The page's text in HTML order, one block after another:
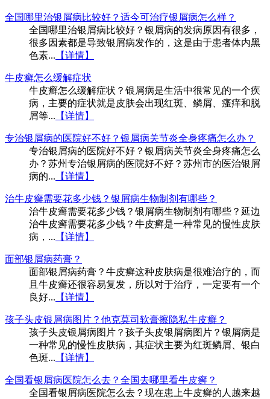
全国哪里治银屑病比较好？适今可治疗银屑病怎么样？
全国哪里治银屑病比较好？银屑病的发病原因有很多，
很多因素都是导致银屑病发作的，这是由于患者体内黑
色素... 【详情】
牛皮癣怎么缓解症状
牛皮癣怎么缓解症状？银屑病是生活中很常见的一个疾
病，主要的症状就是皮肤会出现红斑、鳞屑、瘙痒和脱
屑等... 【详情】
专治银屑病的医院好不好？银屑病关节炎全身疼痛怎么办？
专治银屑病的医院好不好？银屑病关节炎全身疼痛怎么
办？苏州专治银屑病的医院好不好？苏州市的医治银屑
病的... 【详情】
治牛皮癣需要花多少钱？银屑病生物制剂有哪些？
治牛皮癣需要花多少钱？银屑病生物制剂有哪些？延边
治牛皮癣需要花多少钱？牛皮癣是一种常见的慢性皮肤
病，... 【详情】
面部银屑病药膏？
面部银屑病药膏？牛皮癣这种皮肤病是很难治疗的，而
且牛皮癣还很容易复发，所以对于治疗，一定要有一个
良好... 【详情】
孩子头皮银屑病图片？他克莫司软膏擦隐私牛皮癣？
孩子头皮银屑病图片？孩子头皮银屑病图片？银屑病是
一种常见的慢性皮肤病，其症状主要为红斑鳞屑、银白
色斑... 【详情】
全国看银屑病医院怎么去？全国去哪里看牛皮癣？
全国看银屑病医院怎么去？现在患上牛皮癣的人越来越